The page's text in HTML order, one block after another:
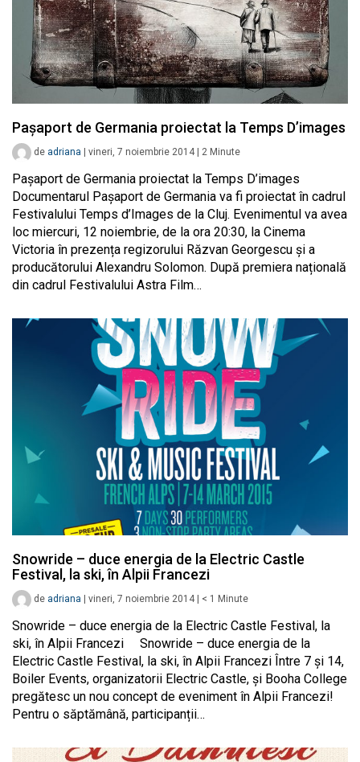
Pașaport de Germania proiectat la Temps D’images
de adriana vineri, 7 noiembrie 2014 2 Minute
Pașaport de Germania proiectat la Temps D’images
Documentarul Pașaport de Germania va fi proiectat în cadrul
Festivalului Temps d’Images de la Cluj. Evenimentul va avea
loc miercuri, 12 noiembrie, de la ora 20:30, la Cinema
Victoria în prezența regizorului Răzvan Georgescu și a
producătorului Alexandru Solomon. După premiera națională
din cadrul Festivalului Astra Film…
Snowride – duce energia de la Electric Castle
Festival, la ski, în Alpii Francezi
de adriana vineri, 7 noiembrie 2014 < 1 Minute
Snowride – duce energia de la Electric Castle Festival, la
ski, în Alpii Francezi Snowride – duce energia de la
Electric Castle Festival, la ski, în Alpii Francezi Între 7 și 14,
Boiler Events, organizatorii Electric Castle, și Booha College
pregătesc un nou concept de eveniment în Alpii Francezi!
Pentru o săptămână, participanții…